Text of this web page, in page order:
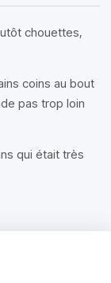
chouettes,
coins au bout
pas trop loin
qui était très